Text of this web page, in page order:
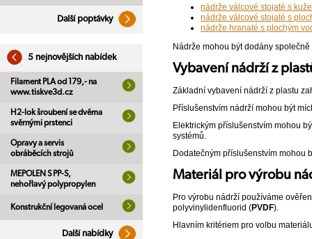
Další poptávky
5 nejnovějších nabídek
Filament PLA od 179,- na
www.tiskve3d.cz
H2-lok šroubení se dvěma
svěrnými prstenci
Opravy a servis
obráběcích strojů
MEPOLEN S PP-S,
nehořlavý polypropylen
Konstrukční legovaná ocel
Další nabídky
nádrže válcové stojaté s
nádrže válcové stojaté s
nádrže hranaté s plochým
Nádrže mohou být dodány
Vybavení nádrží z
Základní vybavení nádrží z plastu
Příslušenstvím nádrží mohou být
Elektrickým příslušenstvím mohou
systémů.
Dodatečným příslušenstvím mohou
Materiál pro výrobu
Pro výrobu nádrží používáme
polyvinylidenfluorid (PVDF).
Hlavním kritériem pro volbu